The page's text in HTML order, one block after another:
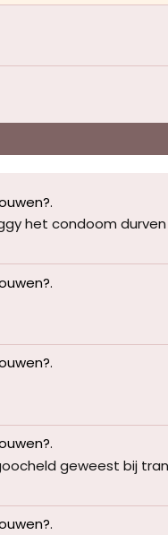
.
het condoom
.
.
.
geweest bij
.